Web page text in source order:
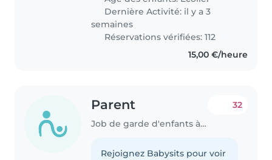
Dernière Activité: il y a 3
semaines
Réservations vérifiées: 112
15,00 €/heure
Parent
Job de garde d'enfants à Bertrange
32
Rejoignez Babysits pour voir